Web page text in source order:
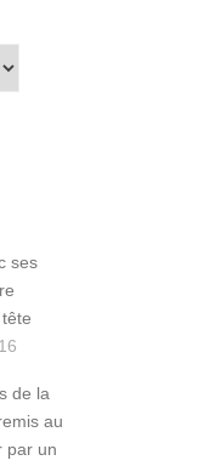
ses
de la
au
par un